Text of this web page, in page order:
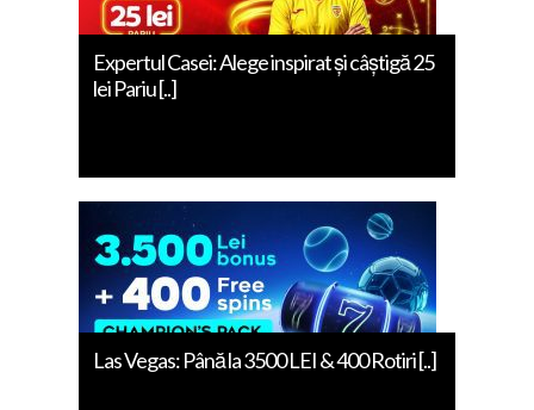
Expertul Casei: Alege inspirat și câștigă 25
lei Pariu [..]
Las Vegas: Până la 3500 LEI & 400 Rotiri [..]